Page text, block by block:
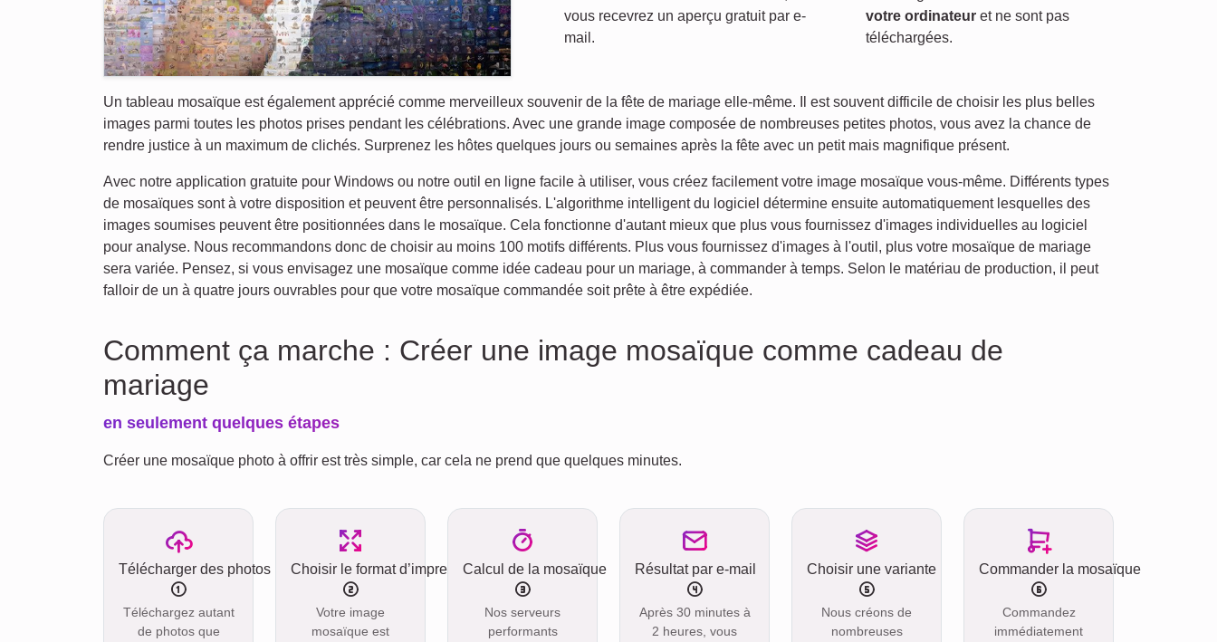
vous recevrez un aperçu gratuit par e-
mail.
votre ordinateuret ne sont pas
téléchargées.
Un tableau mosaïque est également apprécié comme merveilleux souvenir de la fête de mariage elle-même. Il est souvent difficile de choisir les plus belles
images parmi toutes les photos prises pendant les célébrations. Avec une grande image composée de nombreuses petites photos, vous avez la chance de
rendre justice à un maximum de clichés. Surprenez les hôtes quelques jours ou semaines après la fête avec un petit mais magnifique présent.
Avec notre application gratuite pour Windows ou notre outil en ligne facile à utiliser, vous créez facilement votre image mosaïque vous-même. Différents types
de mosaïques sont à votre disposition et peuvent être personnalisés. L'algorithme intelligent du logiciel détermine ensuite automatiquement lesquelles des
images soumises peuvent être positionnées dans le mosaïque. Cela fonctionne d'autant mieux que plus vous fournissez d'images individuelles au logiciel
pour analyse. Nous recommandons donc de choisir au moins 100 motifs différents. Plus vous fournissez d'images à l'outil, plus votre mosaïque de mariage
sera variée. Pensez, si vous envisagez une mosaïque comme idée cadeau pour un mariage, à commander à temps. Selon le matériau de production, il peut
falloir de un à quatre jours ouvrables pour que votre mosaïque commandée soit prête à être expédiée.
Comment ça marche : Créer une image mosaïque comme cadeau de
mariage
en seulement quelques étapes
Créer une mosaïque photo à offrir est très simple, car cela ne prend que quelques minutes.
Télécharger des photos
Téléchargez autant
de photos que
Choisir le format d’impression
Votre image
mosaïque est
Calcul de la mosaïque
Nos serveurs
performants
Résultat par e-mail
Après 30 minutes à
2 heures, vous
Choisir une variante
Nous créons de
nombreuses
Commander la mosaïque
Commandez
immédiatement